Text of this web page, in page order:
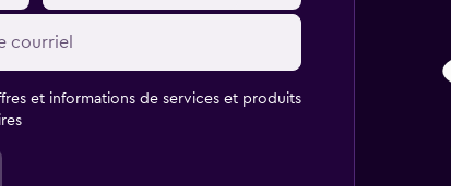
et informations de services et produits